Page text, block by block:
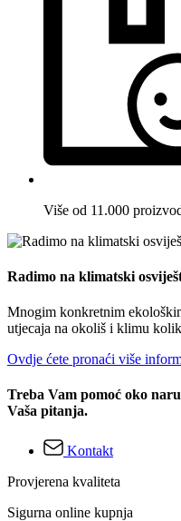
Više od 11.000
Radimo na klimatski
Mnogim konkretnim
utjecaja na okoliš i klimu
Ovdje ćete pronaći više
Treba Vam pomoć oko
Vaša pitanja.
Kontakt
Provjerena kvaliteta
Sigurna online kupnja